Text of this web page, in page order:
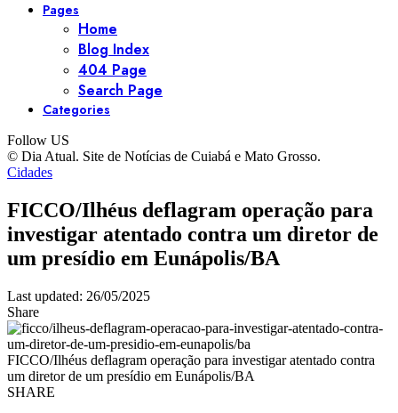
Pages
Home
Blog Index
404 Page
Search Page
Categories
Follow US
© Dia Atual. Site de Notícias de Cuiabá e Mato Grosso.
Cidades
FICCO/Ilhéus deflagram operação para
investigar atentado contra um diretor de
um presídio em Eunápolis/BA
Last updated: 26/05/2025
Share
FICCO/Ilhéus deflagram operação para investigar atentado contra
um diretor de um presídio em Eunápolis/BA
SHARE